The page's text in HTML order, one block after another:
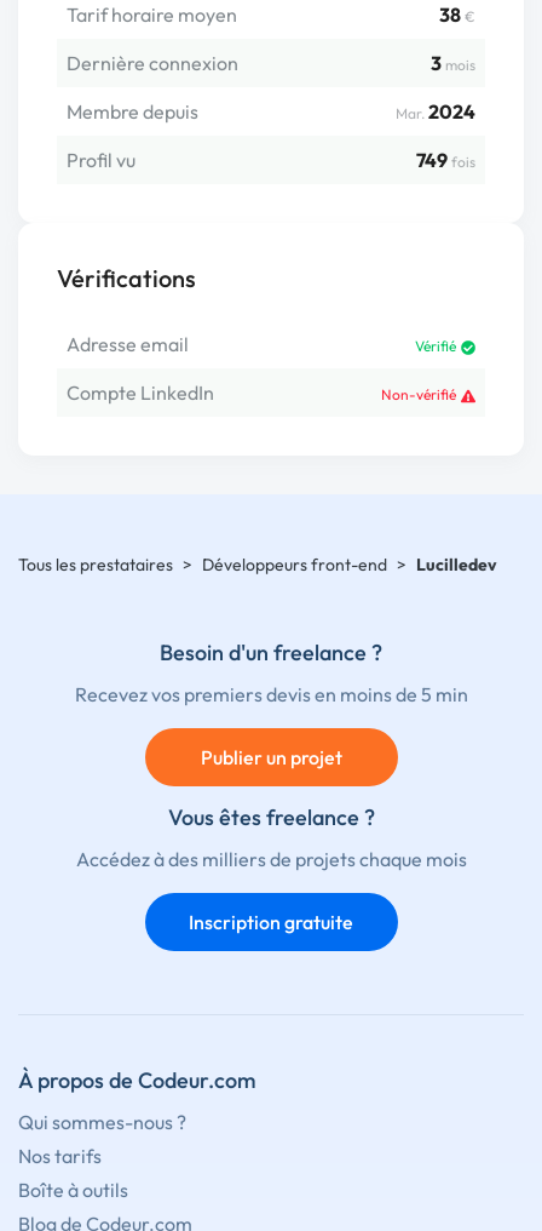
Tarif horaire moyen 38 €
Dernière connexion 3 mois
Membre depuis Mar. 2024
Profil vu
749 fois
Vérifications
Adresse email Vérifié
Compte LinkedIn Non-vérifié
Tous les prestataires > Développeurs front-end > Lucilledev
Besoin d'un freelance ?
Recevez vos premiers devis en moins de 5 min
Publier un projet
Vous êtes freelance ?
Accédez à des milliers de projets chaque mois
Inscription gratuite
À propos de Codeur.com
Qui sommes-nous ?
Nos tarifs
Boîte à outils
Blog de Codeur.com